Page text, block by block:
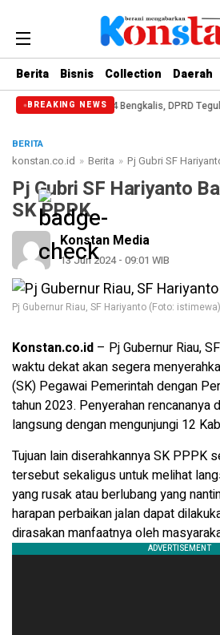
Berita Bisnis Collection Daerah
BREAKING NEWS
Hari Jadi ke-514 Bengkalis, DPRD Teguhkan
BERITA
konstan.co.id » Berita » Pj Gubri SF
Pj Gubri SF Hariyanto
SK PPPK
Konstan Media
13 Jun 2024 - 09:01 WIB
Pj Gubernur Riau, SF Hariyanto (Foto: istimewa)
Konstan.co.id – Pj Gubernur Riau,
waktu dekat akan segera
(SK) Pegawai Pemerintah dengan
tahun 2023. Penyerahan rencananya
langsung dengan mengunjungi 12
Tujuan lain diserahkannya SK PPPK
tersebut sekaligus untuk melihat
yang rusak atau berlubang yang
harapan perbaikan jalan dapat
dirasakan manfaatnya oleh